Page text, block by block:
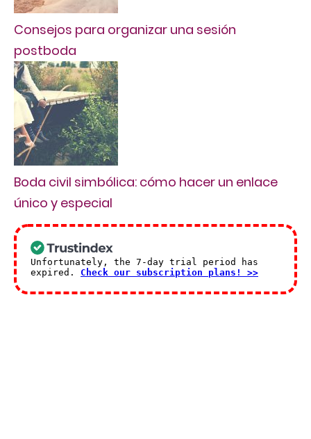
Consejos para organizar una sesión
postboda
Boda civil simbólica: cómo hacer un enlace
único y especial